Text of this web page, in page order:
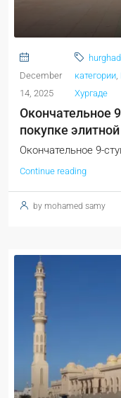
December
14, 2025
категории
Хургаде
Окончательное
покупке
Окончательное 9-
Continue reading
by mohamed samy